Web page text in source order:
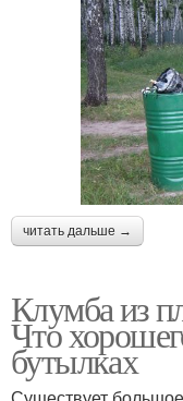
читать дальше →
Клумба из
Что
бутылках